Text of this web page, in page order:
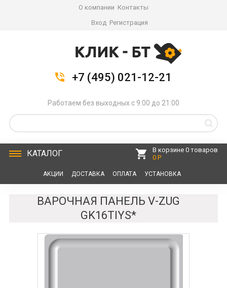
О компании Контакты
Вход Регистрация
+7 (495) 021-12-21
Работаем без выходных с 9:00 до 21:00
КАТАЛОГ
В корзине 0 товаров
0 Р
АКЦИИ ДОСТАВКА ОПЛАТА УСТАНОВКА
ВАРОЧНАЯ ПАНЕЛЬ V-ZUG
GK16TIYS*